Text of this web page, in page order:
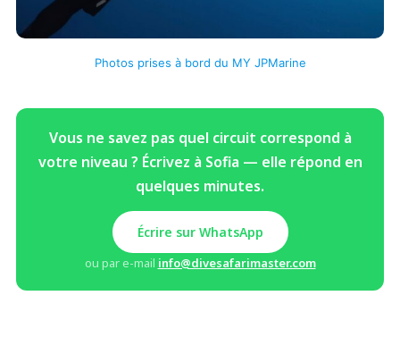
Photos prises à bord du MY JPMarine
Vous ne savez pas quel circuit correspond à
votre niveau ? Écrivez à Sofia — elle répond en
quelques minutes.
Écrire sur WhatsApp
ou par e-mail info@divesafarimaster.com